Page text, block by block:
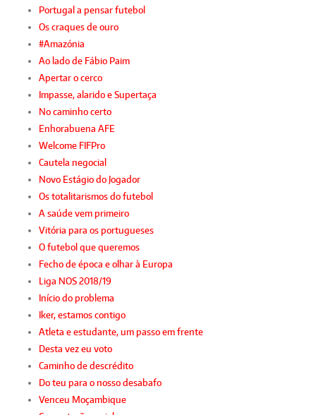
Portugal a pensar futebol
Os craques de ouro
#Amazónia
Ao lado de Fábio Paim
Apertar o cerco
Impasse, alarido e Supertaça
No caminho certo
Enhorabuena AFE
Welcome FIFPro
Cautela negocial
Novo Estágio do Jogador
Os totalitarismos do futebol
A saúde vem primeiro
Vitória para os portugueses
O futebol que queremos
Fecho de época e olhar à Europa
Liga NOS 2018/19
Início do problema
Iker, estamos contigo
Atleta e estudante, um passo em frente
Desta vez eu voto
Caminho de descrédito
Do teu para o nosso desabafo
Venceu Moçambique